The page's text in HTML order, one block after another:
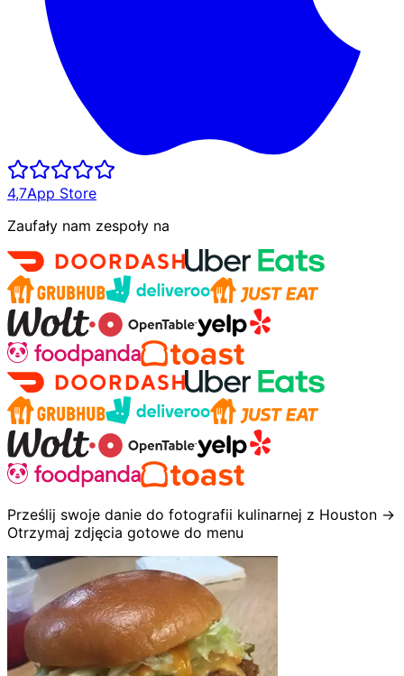
4,7App Store
Zaufały nam zespoły na
Prześlij swoje danie do fotografii kulinarnej z Houston →
Otrzymaj zdjęcia gotowe do menu